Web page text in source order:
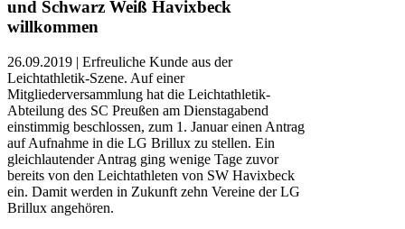
und Schwarz Weiß Havixbeck
willkommen
26.09.2019 | Erfreuliche Kunde aus der
Leichtathletik-Szene. Auf einer
Mitgliederversammlung hat die Leichtathletik-
Abteilung des SC Preußen am Dienstagabend
einstimmig beschlossen, zum 1. Januar einen Antrag
auf Aufnahme in die LG Brillux zu stellen. Ein
gleichlautender Antrag ging wenige Tage zuvor
bereits von den Leichtathleten von SW Havixbeck
ein. Damit werden in Zukunft zehn Vereine der LG
Brillux angehören.